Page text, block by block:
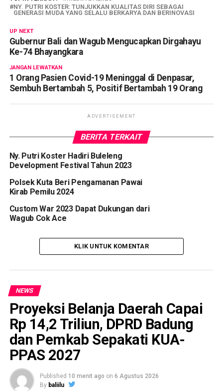
NY. PUTRI KOSTER: TUNJUKKAN KUALITAS DIRI SEBAGAI
GENERASI MUDA YANG SELALU BERKARYA DAN BERINOVASI
UP NEXT
Gubernur Bali dan Wagub Mengucapkan Dirgahayu
Ke-74 Bhayangkara
JANGAN LEWATKAN
1 Orang Pasien Covid-19 Meninggal di Denpasar,
Sembuh Bertambah 5, Positif Bertambah 19 Orang
ADVERTISEMENT
BERITA TERKAIT
Ny. Putri Koster Hadiri Buleleng
Development Festival Tahun 2023
Polsek Kuta Beri Pengamanan Pawai
Kirab Pemilu 2024
Custom War 2023 Dapat Dukungan dari
Wagub Cok Ace
KLIK UNTUK KOMENTAR
NEWS
Proyeksi Belanja Daerah Capai
Rp 14,2 Triliun, DPRD Badung
dan Pemkab Sepakati KUA-
PPAS 2027
Published 10 menit ago on 6 Agustus 2026
By baliilu